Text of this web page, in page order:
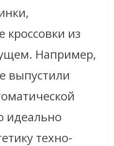
из
Например,
выпустили
идеально
техно-